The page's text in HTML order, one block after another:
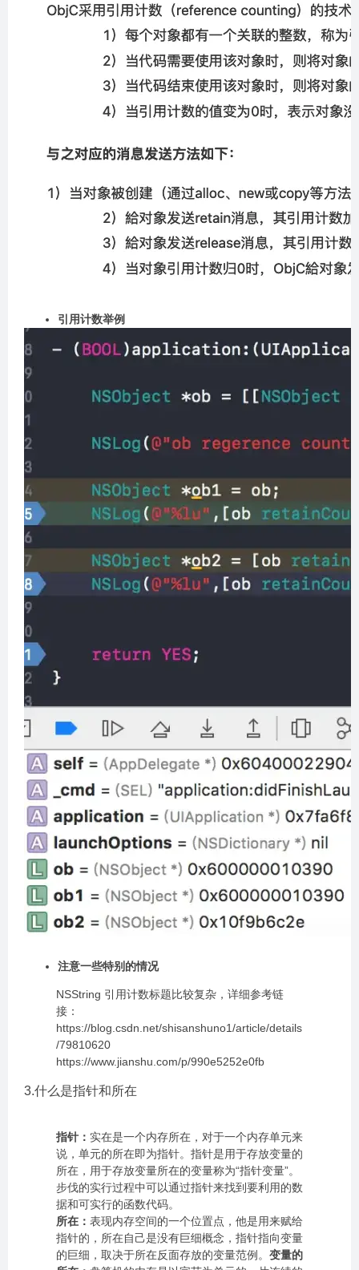
引用计数举例
注意一些特别的情况
NSString 引用计数标题比较复杂，详细参考链
接：
https://blog.csdn.net/shisanshuno1/article/details
/79810620
https://www.jianshu.com/p/990e5252e0fb
3.什么是指针和所在
指针： 实在是一个内存所在，对于一个内存单元来
说，单元的所在即为指针。指针是用于存放变量的
所在，用于存放变量所在的变量称为“指针变量”。
步伐的实行过程中可以通过指针来找到要利用的数
据和可实行的函数代码。
所在： 表现内存空间的一个位置点，他是用来赋给
指针的，所在自己是没有巨细概念，指针指向变量
的巨细，取决于所在反面存放的变量范例。 变量的